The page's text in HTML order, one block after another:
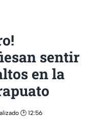
sentir
en la
🕑 12:56